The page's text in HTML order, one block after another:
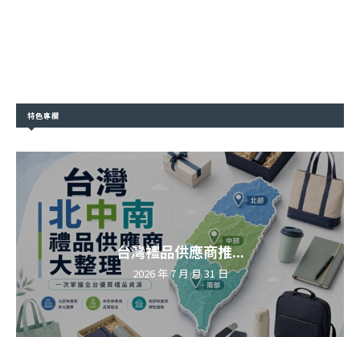
特色專欄
台灣禮品供應商推...
2026 年 7 月 月 31 日